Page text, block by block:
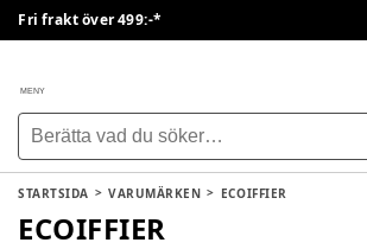
Fri frakt över 499:-*
MENY
STARTSIDA VARUMÄRKEN ECOIFFIER
ECOIFFIER